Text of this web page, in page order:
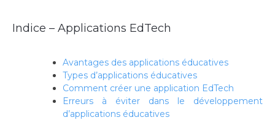
Indice – Applications EdTech
Avantages des applications éducatives
Types d’applications éducatives
Comment créer une application EdTech
Erreurs à éviter dans le développement
d’applications éducatives